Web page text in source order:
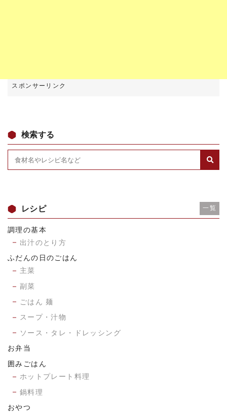
検索する
レシピ 一覧
調理の基本
出汁のとり方
ふだんの日のごはん
主菜
副菜
ごはん 麺
スープ・汁物
ソース・タレ・ドレッシング
お弁当
囲みごはん
ホットプレート料理
鍋料理
おやつ